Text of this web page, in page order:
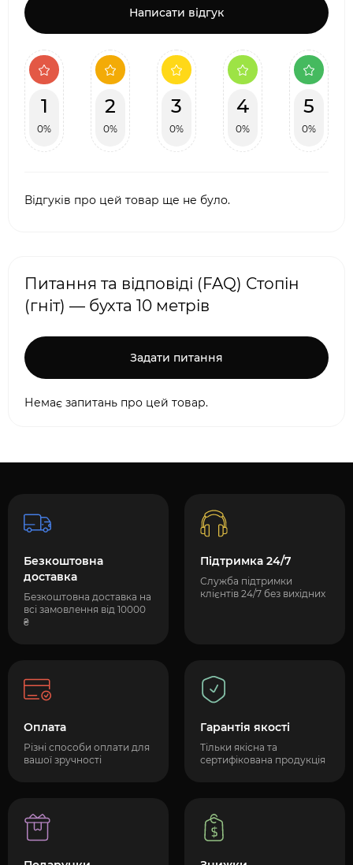
Написати відгук
1
0%
2
0%
3
0%
4
0%
5
0%
Відгуків про цей товар ще не було.
Питання та відповіді (FAQ) Стопін
(гніт) — бухта 10 метрів
Задати питання
Немає запитань про цей товар.
Безкоштовна
доставка
Безкоштовна доставка на
всі замовлення від 10000
₴
Підтримка 24/7
Служба підтримки
клієнтів 24/7 без вихідних
Оплата
Різні способи оплати для
вашої зручності
Гарантія якості
Тільки якісна та
сертифікована продукція